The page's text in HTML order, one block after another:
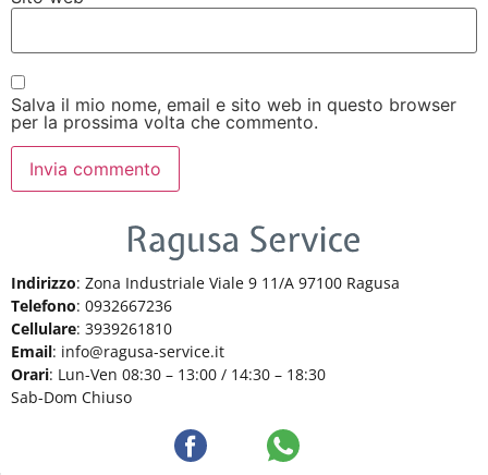
Salva il mio nome, email e sito web in questo browser
per la prossima volta che commento.
Indirizzo: Zona Industriale Viale 9 11/A 97100 Ragusa
Telefono: 0932667236
Cellulare: 3939261810
Email: info@ragusa-service.it
Orari: Lun-Ven 08:30 – 13:00 / 14:30 – 18:30
Sab-Dom Chiuso